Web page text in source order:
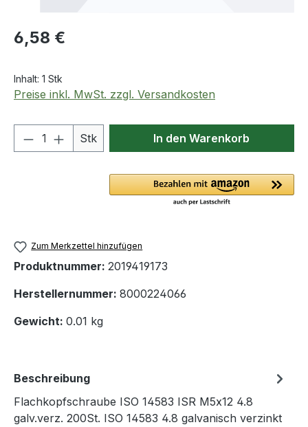
Regulärer Preis:
6,58 €
Inhalt: 1 Stk
Preise inkl. MwSt. zzgl. Versandkosten
Produkt Anzahl: Gib den
Stk In den Warenkorb
Zum Merkzettel hinzufügen
Produktnummer: 2019419173
Herstellernummer: 8000224066
Gewicht: 0.01 kg
Beschreibung
Flachkopfschraube ISO 14583 ISR M5x12 4.8
galv.verz. 200St. ISO 14583 4.8 galvanisch verzinkt